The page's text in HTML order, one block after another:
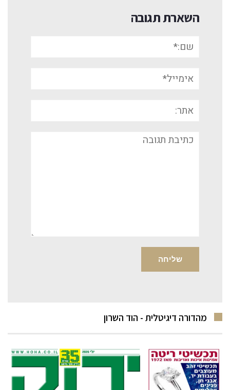
השארת תגובה
אימייל*
תגובה
מהדורה דיגיטלית - הוד השרון